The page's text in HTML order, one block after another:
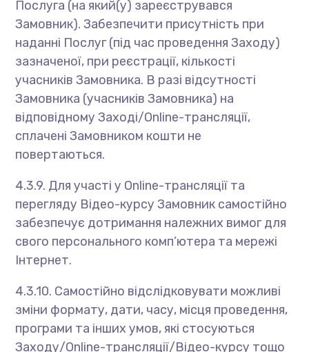
Послуга (на який(у) зареєструвався
Замовник). Забезпечити присутність при
наданні Послуг (під час проведення Заходу)
зазначеної, при реєстрації, кількості
учасників Замовника. В разі відсутності
Замовника (учасників Замовника) на
відповідному Заході/Online-трансляції,
сплачені Замовником кошти не
повертаються.
4.3.9. Для участі у Online-трансляції та
перегляду Відео-курсу Замовник самостійно
забезпечує дотримання належних вимог для
свого персонального комп’ютера та мережі
Інтернет.
4.3.10. Самостійно відслідковувати можливі
зміни формату, дати, часу, місця проведення,
програми та інших умов, які стосуються
Заходу/Online-трансляції/Відео-курсу тощо